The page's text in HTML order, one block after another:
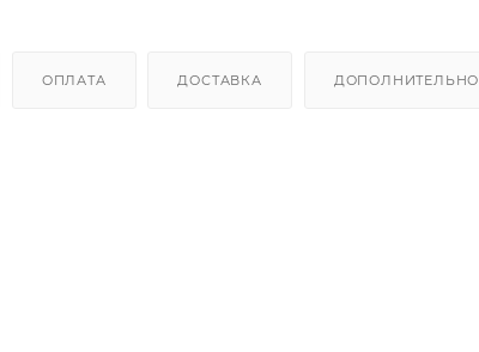
ОПЛАТА ДОСТАВКА ДОПОЛНИТЕЛЬНО